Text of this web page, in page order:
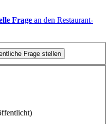
Frage an den Restaurant-
Frage stellen